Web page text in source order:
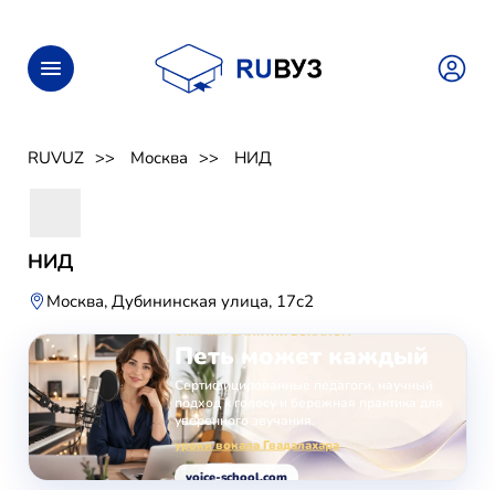
RUVUZ Москва НИД
НИД
Москва, Дубининская улица, 17с2
ОНЛАЙН-ЗАНЯТИЯ ВОКАЛОМ
Петь может каждый
Сертифицированные педагоги, научный
подход к голосу и бережная практика для
уверенного звучания.
уроки вокала Гвадалахара
voice-school.com